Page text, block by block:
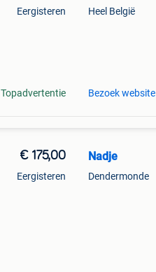
Eergisteren
Topadvertentie
Heel België
Bezoek website
€ 175,00
Eergisteren
Nadje
Dendermonde